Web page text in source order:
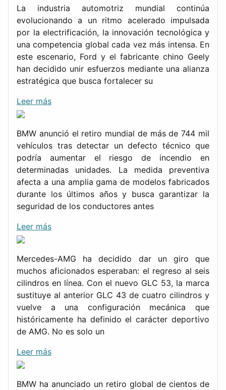
La industria automotriz mundial continúa
evolucionando a un ritmo acelerado impulsada
por la electrificación, la innovación tecnológica y
una competencia global cada vez más intensa. En
este escenario, Ford y el fabricante chino Geely
han decidido unir esfuerzos mediante una alianza
estratégica que busca fortalecer su
Leer más
BMW anunció el retiro mundial de más de 744 mil
vehículos tras detectar un defecto técnico que
podría aumentar el riesgo de incendio en
determinadas unidades. La medida preventiva
afecta a una amplia gama de modelos fabricados
durante los últimos años y busca garantizar la
seguridad de los conductores antes
Leer más
Mercedes-AMG ha decidido dar un giro que
muchos aficionados esperaban: el regreso al seis
cilindros en línea. Con el nuevo GLC 53, la marca
sustituye al anterior GLC 43 de cuatro cilindros y
vuelve a una configuración mecánica que
históricamente ha definido el carácter deportivo
de AMG. No es solo un
Leer más
BMW ha anunciado un retiro global de cientos de